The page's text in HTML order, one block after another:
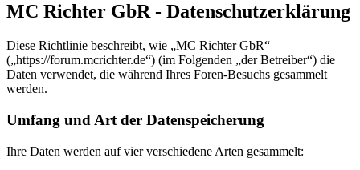
MC Richter GbR - Datenschutzerklärung
Diese Richtlinie beschreibt, wie „MC Richter GbR“
(„https://forum.mcrichter.de“) (im Folgenden „der Betreiber“) die
Daten verwendet, die während Ihres Foren-Besuchs gesammelt
werden.
Umfang und Art der Datenspeicherung
Ihre Daten werden auf vier verschiedene Arten gesammelt: